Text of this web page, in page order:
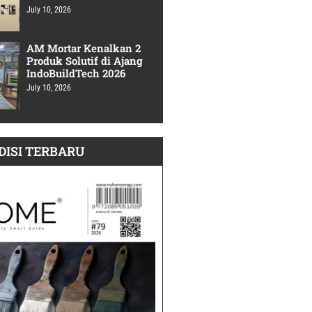
July 10, 2026
AM Mortar Kenalkan 2
Produk Solutif di Ajang
IndoBuildTech 2026
July 10, 2026
TERBARU